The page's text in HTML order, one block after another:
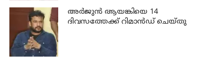
അര്‍ജുന്‍ ആയങ്കിയെ 14
ദിവസത്തേക്ക് റിമാൻഡ് ചെയ്തു